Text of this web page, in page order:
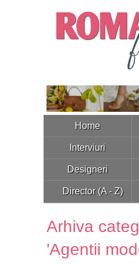
Home
Interviuri
Designeri
Director (A - Z)
Arhiva
'Agentii